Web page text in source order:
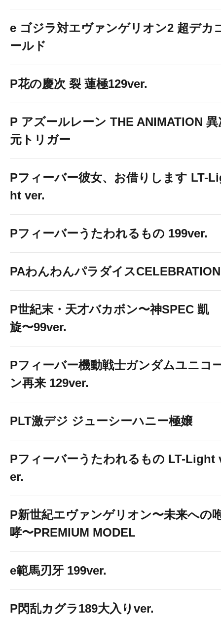
e ゴジラ対エヴァンゲリオン2 超デカ
ールド
P花の慶次 裂 蓮極129ver.
P アズールレーン THE ANIMATION 異
元トリガー
Pフィーバー彼女、お借りします LT-
ht ver.
Pフィーバーうたわれるもの 199ver.
PAわんわんパラダイスCELEBRATION
P世紀末・天才バカボン〜神SPEC 凱
旋〜99ver.
Pフィーバー機動戦士ガンダムユニコ
ン再来 129ver.
PLT激デジ ジューシーハニー極嬢
Pフィーバーうたわれるもの LT-Light
er.
P新世紀エヴァンゲリオン〜未来への
哮〜PREMIUM MODEL
e範馬刃牙 199ver.
P閃乱カグラ189大入りver.